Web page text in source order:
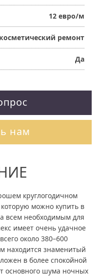
12 евро/м
косметический ремонт
Да
нам
круглогодичном
можно купить в
всем необходимым для
имеет очень удачное
около 380–600
находится знаменитый
в более спокойной
основного шума ночных